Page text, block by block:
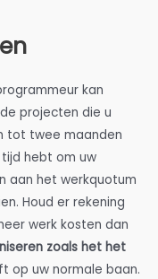
kan
projecten die u
tot twee maanden
hebt om uw
aan het werkquotum
Houd er rekening
werk kosten dan
zoals het het
op uw normale baan.